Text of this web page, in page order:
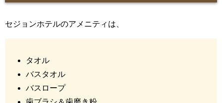
セジョンホテルのアメニティは、
タオル
バスタオル
バスロープ